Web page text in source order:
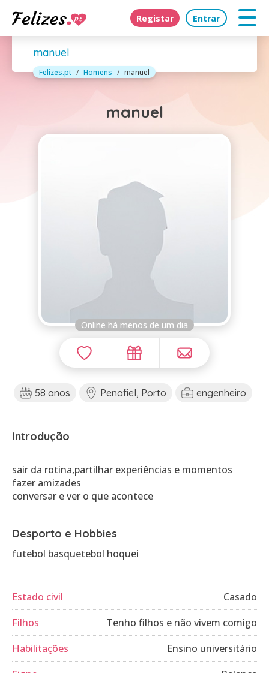
Registar Entrar
manuel
Felizes.pt Homens manuel
manuel
Online há menos de um dia
58 anos Penafiel, Porto engenheiro
Introdução
sair da rotina,partilhar experiências e momentos
fazer amizades
conversar e ver o que acontece
Desporto e Hobbies
futebol basquetebol hoquei
Estado civil
Casado
Filhos
Tenho filhos e não vivem comigo
Habilitações
Ensino universitário